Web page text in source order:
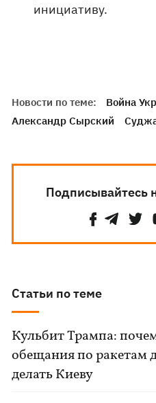
инициативу.
Новости по теме:
Война
Александр Сырский
Подписывайтесь
Статьи по теме
Кульбит Трампа:
обещания по ракетам
делать Киеву